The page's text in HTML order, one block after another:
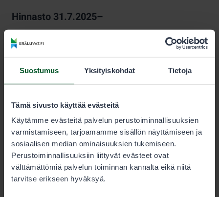
Suostumus Yksityiskohdat Tietoja
Tämä sivusto käyttää evästeitä
Käytämme evästeitä palvelun perustoiminnallisuuksien
varmistamiseen, tarjoamamme sisällön näyttämiseen ja
sosiaalisen median ominaisuuksien tukemiseen.
Perustoiminnallisuuksiin liittyvät evästeet ovat
välttämättömiä palvelun toiminnan kannalta eikä niitä
tarvitse erikseen hyväksyä.
Hinnasto 31.7.2025–
KESTO
Kausi 13,00 €
lupaehdoista.